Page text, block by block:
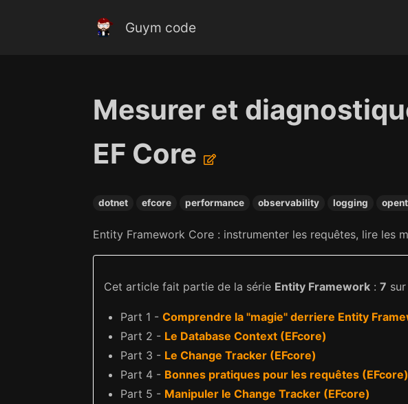
Guym code
Mesurer et
EF Core
dotnet efcore performance observability logging
Entity Framework Core : instrumenter les requêtes, lire les
Cet article fait partie de la série Entity Framework : 7 sur
Part 1 - Comprendre la "magie" derriere Entity
Part 2 - Le Database Context (EFcore)
Part 3 - Le Change Tracker (EFcore)
Part 4 - Bonnes pratiques pour les requêtes (EFcore)
Part 5 - Manipuler le Change Tracker (EFcore)